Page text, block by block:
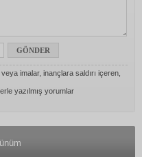
imalar, inançlara saldırı içeren,
yazılmış yorumlar